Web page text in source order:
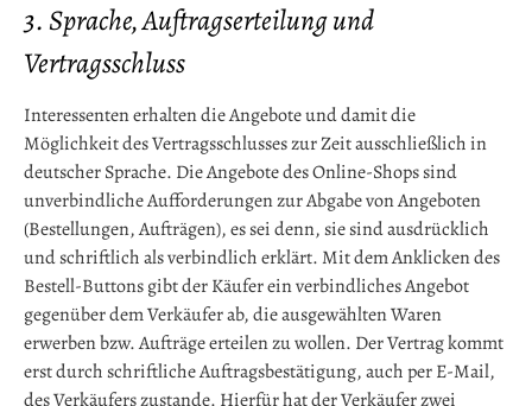
3. Sprache, Auftragserteilung und
Vertragsschluss
Interessenten erhalten die Angebote und damit die
Möglichkeit des Vertragsschlusses zur Zeit ausschließlich in
deutscher Sprache. Die Angebote des Online-Shops sind
unverbindliche Aufforderungen zur Abgabe von Angeboten
(Bestellungen, Aufträgen), es sei denn, sie sind ausdrücklich
und schriftlich als verbindlich erklärt. Mit dem Anklicken des
Bestell-Buttons gibt der Käufer ein verbindliches Angebot
gegenüber dem Verkäufer ab, die ausgewählten Waren
erwerben bzw. Aufträge erteilen zu wollen. Der Vertrag kommt
erst durch schriftliche Auftragsbestätigung, auch per E-Mail,
des Verkäufers zustande. Hierfür hat der Verkäufer zwei